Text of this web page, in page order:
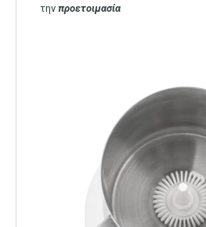
την προετοιμασία